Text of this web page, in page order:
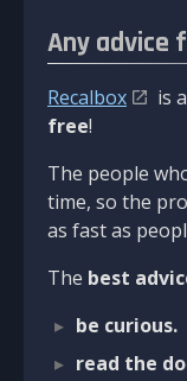
Any advice
Recalbox is
free!
The people
time, so the
as fast as
The best
be curious.
read the